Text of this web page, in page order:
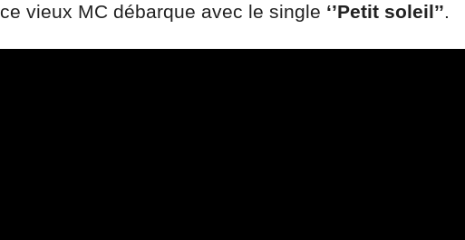
vieux MC débarque avec le single ‘’Petit soleil’’.